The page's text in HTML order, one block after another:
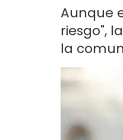
Aunque
riesgo",
la